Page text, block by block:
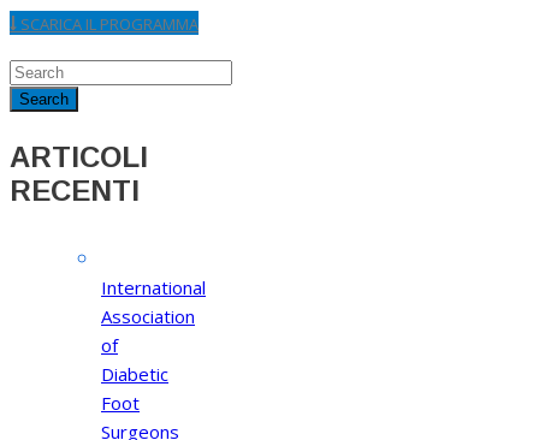
SCARICA IL PROGRAMMA
ARTICOLI
RECENTI
International
Association
of
Diabetic
Foot
Surgeons